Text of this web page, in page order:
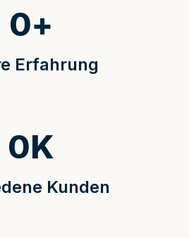
Erfahrung
0+
Kunden
0K